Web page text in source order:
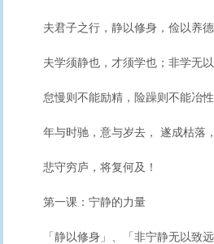
夫君子之行，静以修身，俭以养
夫学须静也，才须学也；非学无
怠慢则不能励精，险躁则不能冶性
年与时驰，意与岁去， 遂成枯落
悲守穷庐，将复何及！
第一课：宁静的力量
「静以修身」、「非宁静无以致